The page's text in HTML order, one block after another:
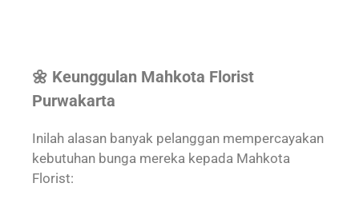
🌼 Keunggulan Mahkota Florist
Purwakarta
Inilah alasan banyak pelanggan mempercayakan
kebutuhan bunga mereka kepada Mahkota
Florist: